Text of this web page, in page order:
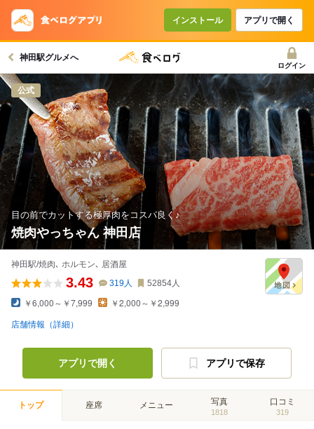
インストール アプリで開く
神田駅グルメへ
ログイン
公式
目の前でカットする極厚肉をコスパ良く♪
焼肉やっちゃん 神田店
神田駅/焼肉､ ホルモン､ 居酒屋
3.43 319人 52854人
￥6,000～￥7,999 ￥2,000～￥2,999
店舗情報（詳細）
アプリで開く アプリで保存
トップ 座席 メニュー 写真
1818
口コミ
319